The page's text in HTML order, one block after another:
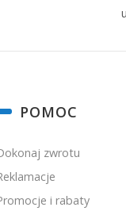
POMOC
zwrotu
i rabaty